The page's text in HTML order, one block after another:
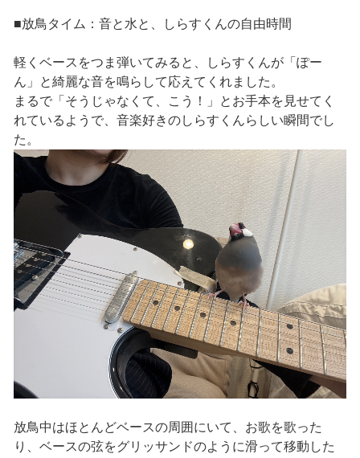
■放鳥タイム：音と水と、しらすくんの自由時間
軽くベースをつま弾いてみると、しらすくんが「ぽー
ん」と綺麗な音を鳴らして応えてくれました。
まるで「そうじゃなくて、こう！」とお手本を見せてく
れているようで、音楽好きのしらすくんらしい瞬間でし
た。
放鳥中はほとんどベースの周囲にいて、お歌を歌った
り、ベースの弦をグリッサンドのように滑って移動した